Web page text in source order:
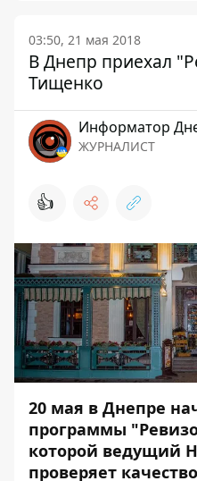
03:50, 21 мая 2018
В Днепр приехал
Тищенко
Информатор
ЖУРНАЛИСТ
👍
20 мая в Днепре
программы
которой ведущий
проверяет